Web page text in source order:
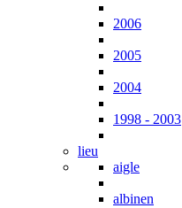
2006
2005
2004
1998 - 2003
lieu
aigle
albinen